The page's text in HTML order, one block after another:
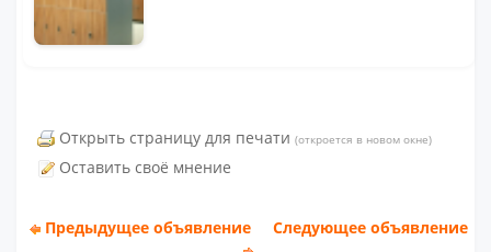
Открыть страницу для печати (откроется в новом окне)
Оставить своё мнение
Предыдущее объявление Следующее объявление